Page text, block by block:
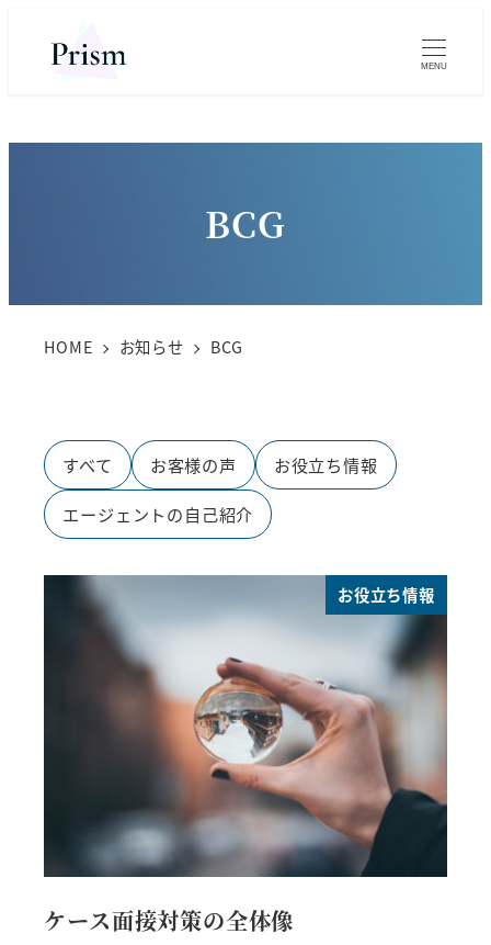
MENU
BCG
HOME お知らせ BCG
すべて お客様の声 お役立ち情報
エージェントの自己紹介
お役立ち情報
ケース面接対策の全体像